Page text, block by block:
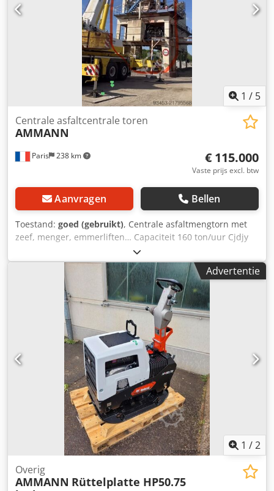
1 / 5
Paris 238 km
Centrale asfaltcentrale toren
AMMANN
€ 115.000
Vaste prijs excl. btw
Aanvragen Bellen
Toestand: goed (gebruikt), Centrale asfaltmengtorn met
zeef, menger, emmerliften… Capaciteit 160 ton/uur Cjdjy
Advertentie
1 /2
Overig
AMMANN Rüttelplatte HP50.75